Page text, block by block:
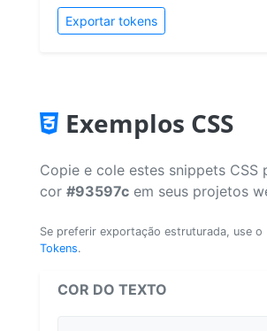
Exportar tokens
Exemplos CSS
Copie e cole estes snippets CSS
cor #93597c em seus projetos
Se preferir exportação estruturada, use o
Tokens.
COR DO TEXTO